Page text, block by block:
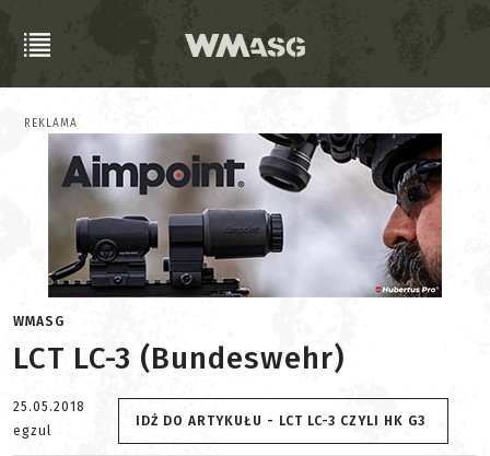
REKLAMA
WMASG
LCT LC-3 (Bundeswehr)
25.05.2018
egzul
IDŹ DO ARTYKUŁU - LCT LC-3 CZYLI HK G3